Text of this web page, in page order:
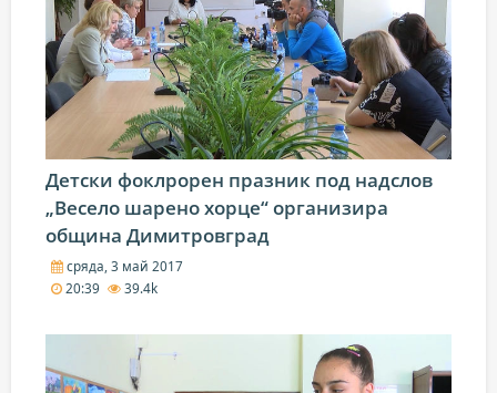
Детски фоклрорен празник под надслов
„Весело шарено хорце“ организира
община Димитровград
сряда, 3 май 2017
20:39
39.4k